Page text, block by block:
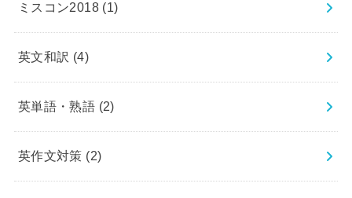
ミスコン2018 (1)
英文和訳 (4)
英単語・熟語 (2)
英作文対策 (2)